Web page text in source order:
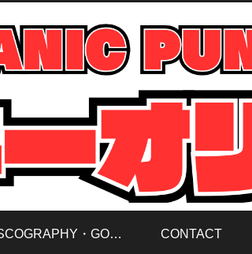
DISCOGRAPHY・GOODS CONTACT